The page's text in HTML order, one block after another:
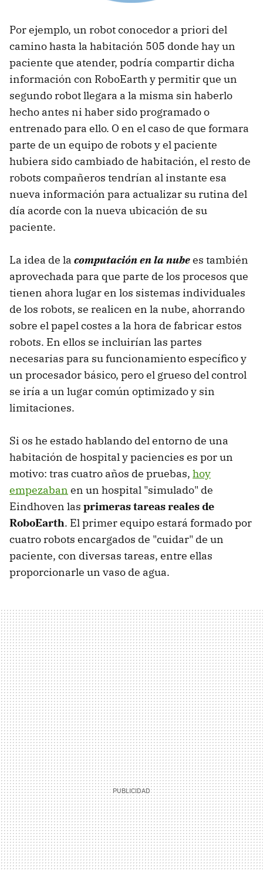
Por ejemplo, un robot conocedor a priori del
camino hasta la habitación 505 donde hay un
paciente que atender, podría compartir dicha
información con RoboEarth y permitir que un
segundo robot llegara a la misma sin haberlo
hecho antes ni haber sido programado o
entrenado para ello. O en el caso de que formara
parte de un equipo de robots y el paciente
hubiera sido cambiado de habitación, el resto de
robots compañeros tendrían al instante esa
nueva información para actualizar su rutina del
día acorde con la nueva ubicación de su
paciente.
La idea de la computación en la nubees también
aprovechada para que parte de los procesos que
tienen ahora lugar en los sistemas individuales
de los robots, se realicen en la nube, ahorrando
sobre el papel costes a la hora de fabricar estos
robots. En ellos se incluirían las partes
necesarias para su funcionamiento específico y
un procesador básico, pero el grueso del control
se iría a un lugar común optimizado y sin
limitaciones.
Si os he estado hablando del entorno de una
habitación de hospital y paciencies es por un
motivo: tras cuatro años de pruebas, hoy
empezaban en un hospital "simulado" de
Eindhoven las primeras tareas reales de
RoboEarth. El primer equipo estará formado por
cuatro robots encargados de "cuidar" de un
paciente, con diversas tareas, entre ellas
proporcionarle un vaso de agua.